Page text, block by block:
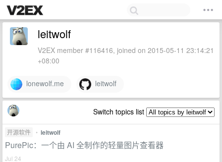
leitwolf
V2EX member #116416, joined on 2015-05-11 23:14:21
+08:00
lonewolf.me leitwolf
Switch topics list
开源软件 • leitwolf
PurePic：一个由 AI 全制作的轻量图片查看器
Jul 24